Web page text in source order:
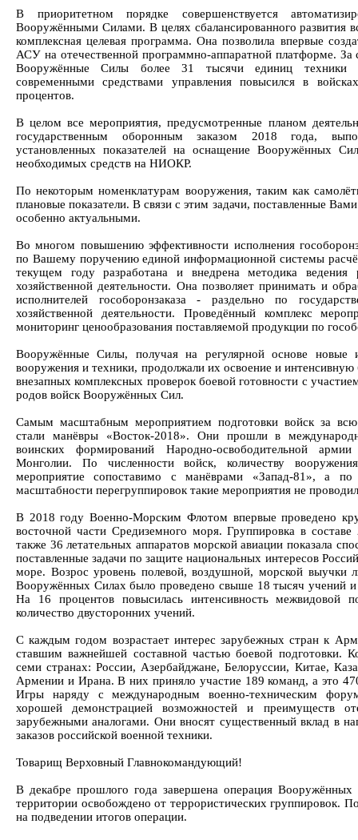
В приоритетном порядке совершенствуется
Вооружёнными Силами. В целях сбалансированного развития
комплексная целевая программа. Она позволила впервые
АСУ на отечественной программно-аппаратной платформе. За
Вооружённые Силы более 31 тысячи единиц техники
современными средствами управления повысился в
процентов.
В целом все мероприятия, предусмотренные планом
государственным оборонным заказом 2018 года,
установленных показателей на оснащение Вооружённых
необходимых средств на НИОКР.
По некоторым номенклатурам вооружения, таким как
плановые показатели. В связи с этим задачи, поставленные
особенно актуальными.
Во многом повышению эффективности исполнения
по Вашему поручению единой информационной системы
текущем году разработана и внедрена методика ведения
хозяйственной деятельности. Она позволяет принимать и
исполнителей гособоронзаказа - раздельно по
хозяйственной деятельности. Проведённый комплекс
мониторинг ценообразования поставляемой продукции по
Вооружённые Силы, получая на регулярной основе новые
вооружения и техники, продолжали их освоение и
внезапных комплексных проверок боевой готовности с
родов войск Вооружённых Сил.
Самым масштабным мероприятием подготовки войск за
стали манёвры «Восток-2018». Они прошли в
воинских формирований Народно-освободительной
Монголии. По численности войск, количеству
мероприятие сопоставимо с манёврами «Запад-81», а по
масштабности перегруппировок такие мероприятия не
В 2018 году Военно-Морским Флотом впервые проведено
восточной части Средиземного моря. Группировка в
также 36 летательных аппаратов морской авиации показала
поставленные задачи по защите национальных интересов
море. Возрос уровень полевой, воздушной, морской выучки
Вооружённых Силах было проведено свыше 18 тысяч учений и
На 16 процентов повысилась интенсивность межвидовой
количество двусторонних учений.
С каждым годом возрастает интерес зарубежных стран к
ставшим важнейшей составной частью боевой подготовки.
семи странах: России, Азербайджане, Белоруссии, Китае,
Армении и Ирана. В них приняло участие 189 команд, а это
Игры наряду с международным военно-техническим
хорошей демонстрацией возможностей и преимуществ
зарубежными аналогами. Они вносят существенный вклад в
заказов российской военной техники.
Товарищ Верховный Главнокомандующий!
В декабре прошлого года завершена операция
территории освобождено от террористических группировок.
на подведении итогов операции.